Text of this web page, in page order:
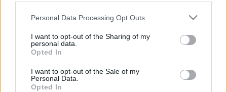
Please note that this website/app uses one or more Google
not limited to your visit or usage behaviour. You may click to
grant or deny consent to Google and its third-party tags to
use your data for below specified purposes in below Google
consent section.
Personal Data Processing Opt Outs
I want to opt-out of the Sharing of my
personal data.
Opted In
I want to opt-out of the Sale of my
Personal Data.
Opted In